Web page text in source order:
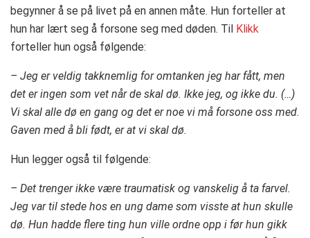
begynner å se på livet på en annen måte. Hun forteller at
hun har lært seg å forsone seg med døden. Til Klikk
forteller hun også følgende:
– Jeg er veldig takknemlig for omtanken jeg har fått, men
det er ingen som vet når de skal dø. Ikke jeg, og ikke du. (…)
Vi skal alle dø en gang og det er noe vi må forsone oss med.
Gaven med å bli født, er at vi skal dø.
Hun legger også til følgende:
– Det trenger ikke være traumatisk og vanskelig å ta farvel.
Jeg var til stede hos en ung dame som visste at hun skulle
dø. Hun hadde flere ting hun ville ordne opp i før hun gikk